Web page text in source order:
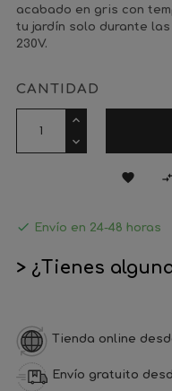
acabado en gris con
tu jardín solo durante las
230V.
CANTIDAD

 Envío en 24-48 horas
> ¿Tienes
Tienda online
Envío gratuito